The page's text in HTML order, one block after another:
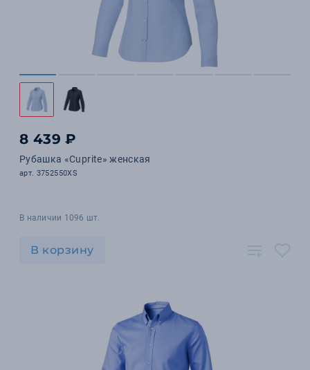
8 439 ₽
Рубашка «Cuprite» женская
арт. 3752550XS
В наличии 1096 шт.
В корзину